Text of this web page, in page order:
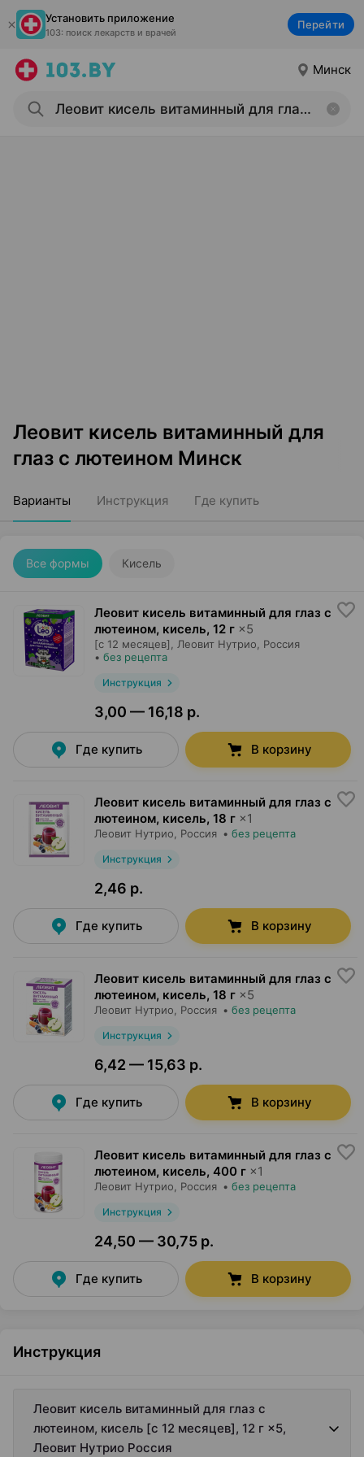
Установить приложение
103: поиск лекарств и врачей
Перейти
Минск
Леовит кисель витаминный для
глаз с лютеином Минск
Варианты Инструкция Где купить
Все формы Кисель
Леовит кисель витаминный для глаз с
лютеином, кисель, 12 г ×5
[с 12 месяцев], Леовит Нутрио , Россия
• без рецепта
Инструкция
3,00 — 16,18 р.
Где купить В корзину
Леовит кисель витаминный для глаз с
лютеином, кисель, 18 г ×1
Леовит Нутрио , Россия • без рецепта
Инструкция
2,46 р.
Где купить В корзину
Леовит кисель витаминный для глаз с
лютеином, кисель, 18 г ×5
Леовит Нутрио , Россия • без рецепта
Инструкция
6,42 — 15,63 р.
Где купить В корзину
Леовит кисель витаминный для глаз с
лютеином, кисель, 400 г ×1
Леовит Нутрио , Россия • без рецепта
Инструкция
24,50 — 30,75 р.
Где купить В корзину
Инструкция
Леовит кисель витаминный для глаз с
лютеином, кисель [с 12 месяцев], 12 г ×5,
Леовит Нутрио Россия